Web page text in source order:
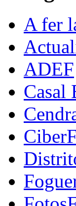
A fer
ADEF
Casal